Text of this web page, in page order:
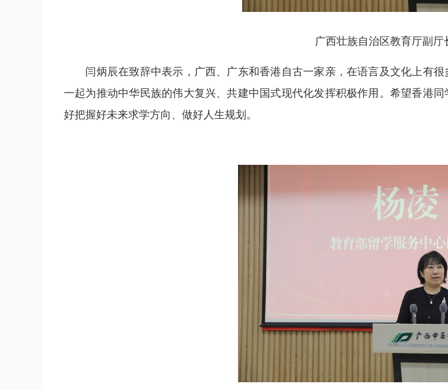
广西壮族自治区教育厅副厅
闫炳辰在致辞中表示，广西、广东和香港自古一家亲，在语言及文化上有很
一起为推动中华民族的伟大复兴、共建中国式现代化发挥积极作用。希望香港
好把握好未来求学方向、做好人生规划。